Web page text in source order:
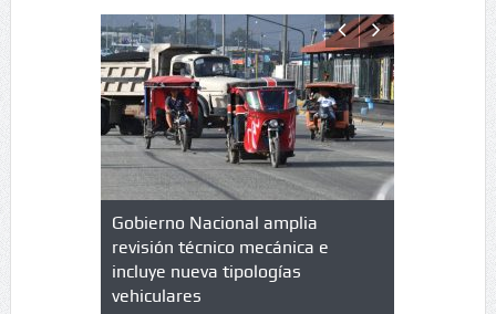
de
en
Gobierno Nacional amplia
revisión técnico mecánica e
incluye nueva tipologías
vehiculares
Qué es